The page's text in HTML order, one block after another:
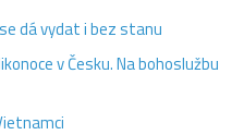
dá vydat i bez stanu
v Česku. Na bohoslužbu